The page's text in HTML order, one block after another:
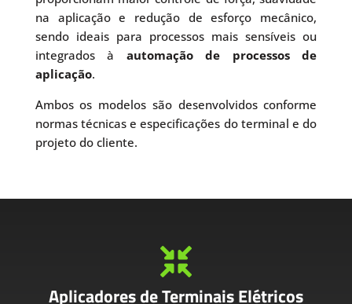
na aplicação e redução de esforço mecânico,
sendo ideais para processos mais sensíveis ou
integrados à automação de processos de
aplicação.
Ambos os modelos são desenvolvidos conforme
normas técnicas e especificações do terminal e do
projeto do cliente.

Aplicadores de Terminais Elétricos